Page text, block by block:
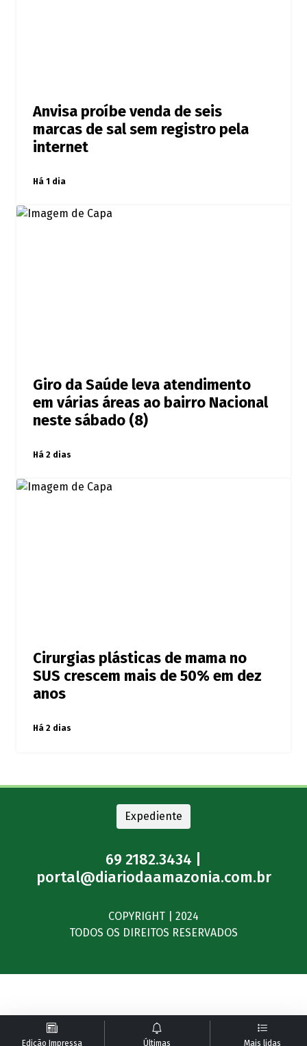
Anvisa proíbe venda de seis
marcas de sal sem registro pela
internet
Há 1 dia
Giro da Saúde leva atendimento
em várias áreas ao bairro Nacional
neste sábado (8)
Há 2 dias
Cirurgias plásticas de mama no
SUS crescem mais de 50% em dez
anos
Há 2 dias
Edição Impressa Últimas Mais lidas
Expediente
69 2182.3434 |
portal@diariodaamazonia.com.br
COPYRIGHT | 2024
TODOS OS DIREITOS RESERVADOS